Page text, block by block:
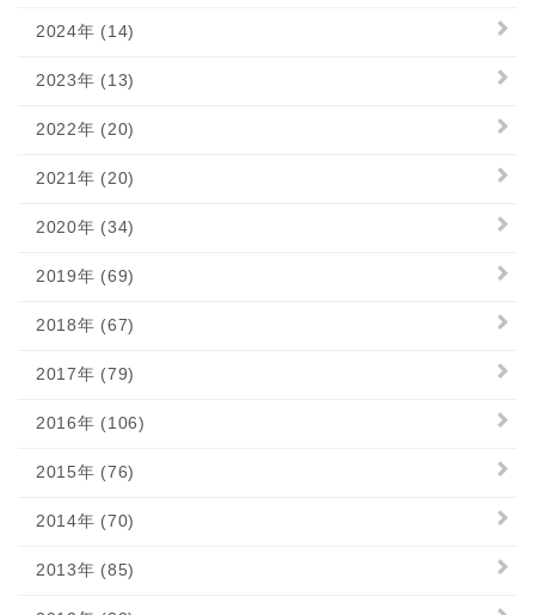
2024年 (14)
2023年 (13)
2022年 (20)
2021年 (20)
2020年 (34)
2019年 (69)
2018年 (67)
2017年 (79)
2016年 (106)
2015年 (76)
2014年 (70)
2013年 (85)